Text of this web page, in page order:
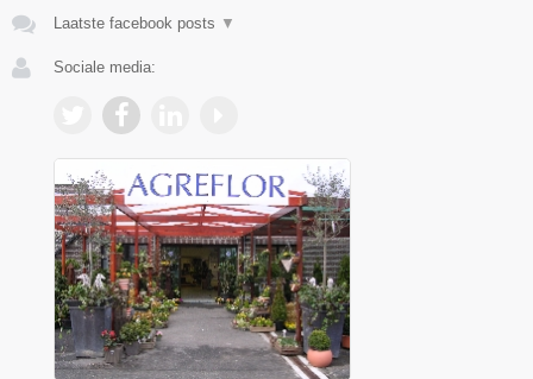
Laatste facebook posts ▼
Sociale media: